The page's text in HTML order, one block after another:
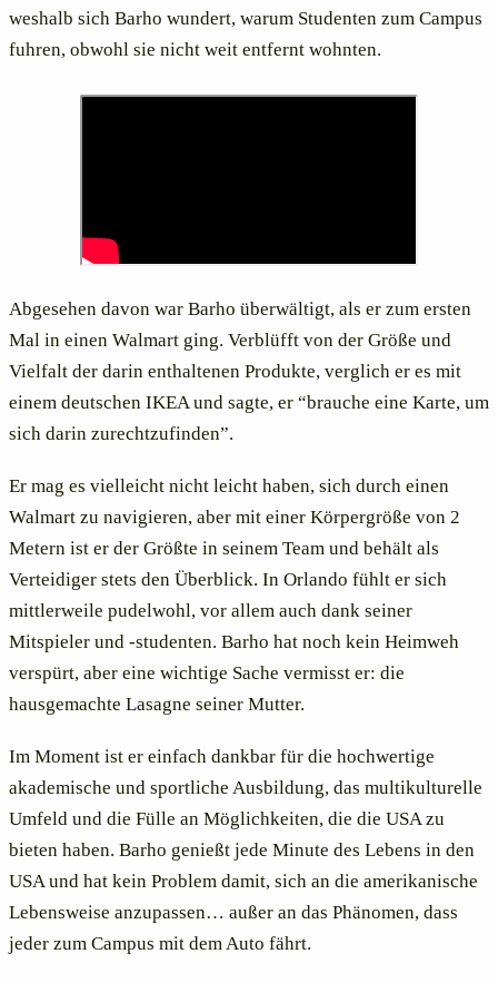
weshalb sich Barho wundert, warum Studenten zum Campus
fuhren, obwohl sie nicht weit entfernt wohnten.
Abgesehen davon war Barho überwältigt, als er zum ersten
Mal in einen Walmart ging. Verblüfft von der Größe und
Vielfalt der darin enthaltenen Produkte, verglich er es mit
einem deutschen IKEA und sagte, er “brauche eine Karte, um
sich darin zurechtzufinden”.
Er mag es vielleicht nicht leicht haben, sich durch einen
Walmart zu navigieren, aber mit einer Körpergröße von 2
Metern ist er der Größte in seinem Team und behält als
Verteidiger stets den Überblick. In Orlando fühlt er sich
mittlerweile pudelwohl, vor allem auch dank seiner
Mitspieler und -studenten. Barho hat noch kein Heimweh
verspürt, aber eine wichtige Sache vermisst er: die
hausgemachte Lasagne seiner Mutter.
Im Moment ist er einfach dankbar für die hochwertige
akademische und sportliche Ausbildung, das multikulturelle
Umfeld und die Fülle an Möglichkeiten, die die USA zu
bieten haben. Barho genießt jede Minute des Lebens in den
USA und hat kein Problem damit, sich an die amerikanische
Lebensweise anzupassen… außer an das Phänomen, dass
jeder zum Campus mit dem Auto fährt.